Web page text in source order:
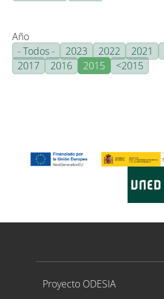
Año
- Todos -
2023 2022 2021
2017
2016 2015 <2015
Proyecto ODESIA
Proyecto ODESIA